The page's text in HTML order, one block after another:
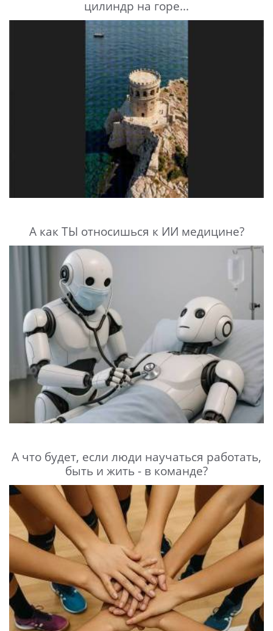
цилиндр на горе...
А как ТЫ относишься к ИИ медицине?
А что будет, если люди научаться работать,
быть и жить - в команде?